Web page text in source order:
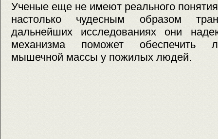
Ученые еще не имеют реального
настолько чудесным образом
дальнейших исследованиях они
механизма поможет обеспечить
мышечной массы у пожилых людей.